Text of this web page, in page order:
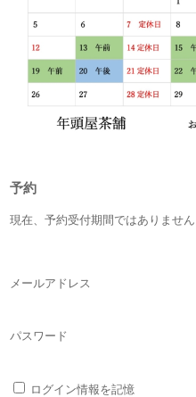
予約
現在、予約受付期間ではありません
メールアドレス
パスワード
ログイン情報を記憶